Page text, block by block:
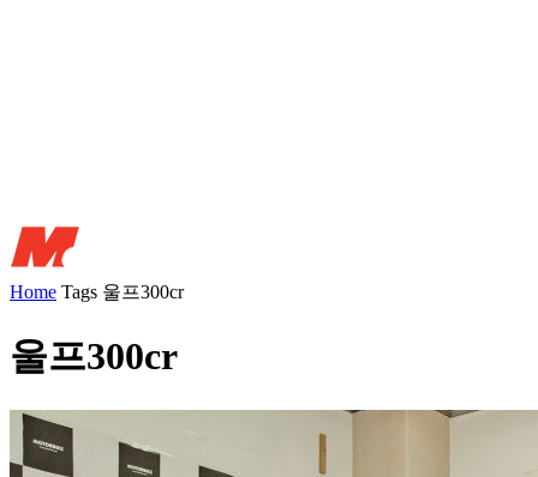
Home Tags 울프300cr
울프300cr